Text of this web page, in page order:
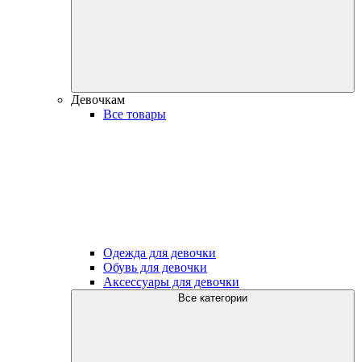
Девочкам
Все товары
Одежда для девочки
Обувь для девочки
Аксессуары для девочки
Все категории